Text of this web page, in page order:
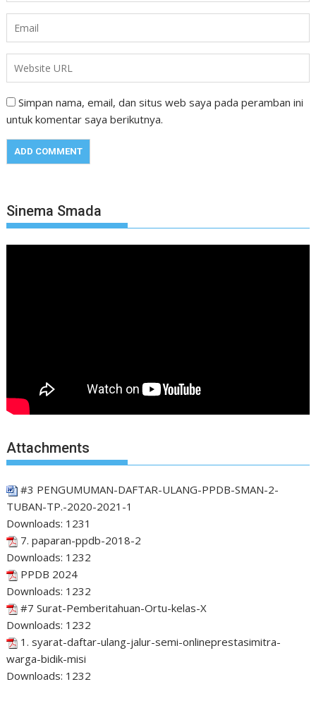
Simpan nama, email, dan situs web saya pada peramban ini
untuk komentar saya berikutnya.
Sinema Smada
Attachments
#3 PENGUMUMAN-DAFTAR-ULANG-PPDB-SMAN-2-
TUBAN-TP.-2020-2021-1
Downloads: 1231
7. paparan-ppdb-2018-2
Downloads: 1232
PPDB 2024
Downloads: 1232
#7 Surat-Pemberitahuan-Ortu-kelas-X
Downloads: 1232
1. syarat-daftar-ulang-jalur-semi-onlineprestasimitra-
warga-bidik-misi
Downloads: 1232